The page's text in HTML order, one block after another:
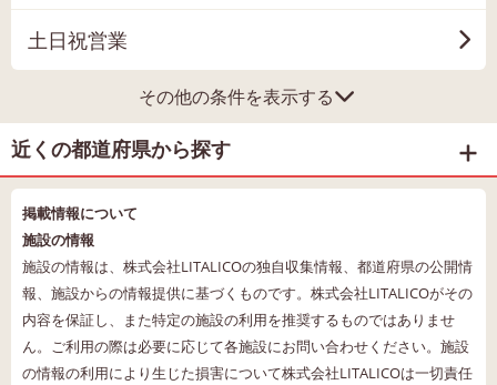
土日祝営業
その他の条件を表示する
近くの都道府県から探す
掲載情報について
施設の情報
施設の情報は、株式会社LITALICOの独自収集情報、都道府県の公開情
報、施設からの情報提供に基づくものです。株式会社LITALICOがその
内容を保証し、また特定の施設の利用を推奨するものではありませ
ん。ご利用の際は必要に応じて各施設にお問い合わせください。施設
の情報の利用により生じた損害について株式会社LITALICOは一切責任